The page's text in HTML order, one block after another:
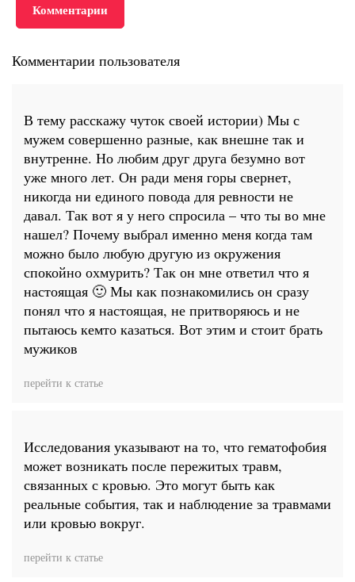
Комментарии
Комментарии пользователя
В тему расскажу чуток своей истории) Мы с
мужем совершенно разные, как внешне так и
внутренне. Но любим друг друга безумно вот
уже много лет. Он ради меня горы свернет,
никогда ни единого повода для ревности не
давал. Так вот я у него спросила – что ты во мне
нашел? Почему выбрал именно меня когда там
можно было любую другую из окружения
спокойно охмурить? Так он мне ответил что я
настоящая 🙂 Мы как познакомились он сразу
понял что я настоящая, не притворяюсь и не
пытаюсь кемто казаться. Вот этим и стоит брать
мужиков
перейти к статье
Исследования указывают на то, что гематофобия
может возникать после пережитых травм,
связанных с кровью. Это могут быть как
реальные события, так и наблюдение за травмами
или кровью вокруг.
перейти к статье